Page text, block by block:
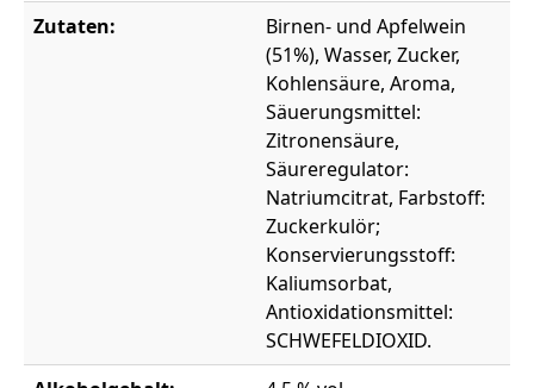
Zutaten:
Birnen- und Apfelwein
(51%), Wasser, Zucker,
Kohlensäure, Aroma,
Säuerungsmittel:
Zitronensäure,
Säureregulator:
Natriumcitrat, Farbstoff:
Zuckerkulör;
Konservierungsstoff:
Kaliumsorbat,
Antioxidationsmittel:
SCHWEFELDIOXID.